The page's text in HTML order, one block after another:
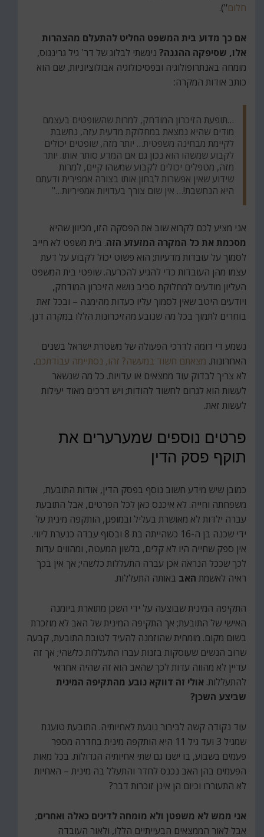
חלום").
אם כך מדוע בית המשפט החליט להתעלם מהצהרות
אלו, שסיפקה ההגנה? ניגשתי לבלוג של דר' גיל גרינגוס,
מומחה באנתרופולוגיה ובפסיכולוגיה אבולוציוניות, שם הוא
כותב אודות המקרה:
…תופעת הזיכרון המודחק, למרות שהשופטים בעצמם
מודים שהיא נמצאת במחלוקת מדעית עזה, נחשבת
לקיימת מבחינה משפטית… יותר מזה, שופטים יכולים
לקבוע שמשהו הוא נכון גם אם המדע סותר אותו. יותר
מזה, מטפלים יכולים לקבוע שמשהו קיים, למרות
שידוע שאין אפשרות לבחון אותו בצורה אמפירית ודעתם
היא הנחשבת!… אין שום צורך בעדויות אמפיריות…"
אני מציע לכם לקרוא שוב את הפסקה הזו, מכיוון שהיא
מסכמת את כל המקרה המזעזע הזה. בית משפט לא חייב
לסמוך על עובדות מדעיות; הוא פשוט יכול לקבוע על דעת
עצמו מהן העובדות כדי להגיע להכרעה. שופטי בית המשפט
העליון מודעים למחלוקת סביב נושא הזיכרון המודחק,
ויודעים היטב שאין לסמוך עליו כעדות מהימנה – ובכל זאת
בוחרים לתמוך בכל מה שנובע מהזיכרונות הללו במקרה דנן.
נשמע די דומה לדרכי הפעולה של משטרת ישראל בשנים
האחרונות. מצאתם חשוד במעשה? זהו, נסתיימה עבודתכם.
לא צריך לבדוק עוד ממצאים או עדויות. כל מה שנשאר
לעשות הוא לגרום לחשוד להודות; ויש דרכים מאוד יעילות
לעשות זאת.
פרטים נוספים שמערערים את
תוקף פסק הדין
כמובן שיש מידע חשוב נוסף בפסק הדין, אודות התובעת,
משפחתה וחייה. לא איכנס כאן לכל הפרטים, אבל התובעת
עברה ילדות לא מאושרת בעליל ובמופגן, הותקפה מינית על
ידי שכנה בן ה-16 כשהייתה בת 8 ובסוף עבדה כנערת ליווי.
אין ספק שחייה היו לא קלים, בלשון המעטה, ומהווים עדות
לכך שככל הנראה אכן עברה התעללות כלשהי; אך אין בכך
ראיה לאשמת האב באותה התעללות.
התקיפה המינית שבוצעה על ידי השכן מתוארת ביומנה
האישי של התובעת; אך התקיפה המינית של האב לא מוזכרת
בשום מקום. מומחית שהוזמנה להעיד לטובת התובעת, קבעה
שרוב הנשים שעוסקות בזנות עברו התעללות כלשהי; אך זה
עדיין לא מהווה עדות לכך שהאב הוא זה שהיה אחראי
להתעללות. אולי זה דווקא נובע מהתקיפה המינית
שביצע השכן?
עוד נקודה קשה לבירור נוגעת לאחיותיה. התובעת טוענת
שמגיל 3 ועד גיל 11 היא הותקפה מינית בחדרה מספר
פעמים בשבוע, בו ישנו גם שתי אחיותיה הגדולות. בכל מאות
הפעמים בהן האב נכנס לחדר והתעלל בה מינית – האחיות
לא התעוררו וכיום הן אינן זוכרות דבר?
אני ממש לא משפטן ולא מומחה לדינים כאלה ואחרים;
אבל לאור הממצאים הבעייתיים הללו, ולאור העובדה